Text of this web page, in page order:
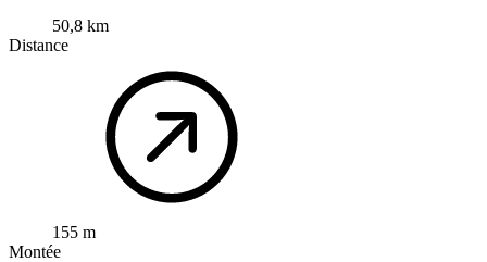
50,8 km
Distance
155 m
Montée